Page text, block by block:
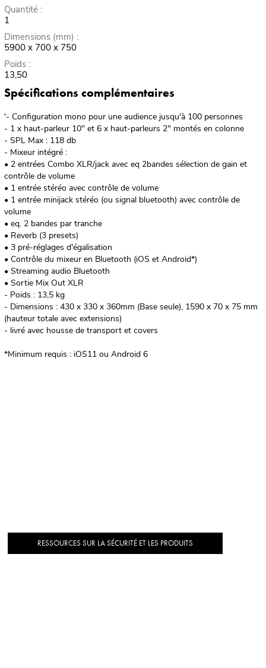
Quantité :
1
Dimensions (mm) :
5900 x 700 x 750
Poids :
13,50
Spécifications complémentaires
'- Configuration mono pour une audience jusqu'à 100 personnes
- 1 x haut-parleur 10" et 6 x haut-parleurs 2" montés en colonne
- SPL Max : 118 db
- Mixeur intégré :
• 2 entrées Combo XLR/jack avec eq 2bandes sélection de gain et
contrôle de volume
• 1 entrée stéréo avec contrôle de volume
• 1 entrée minijack stéréo (ou signal bluetooth) avec contrôle de
volume
• eq. 2 bandes par tranche
• Reverb (3 presets)
• 3 pré-réglages d'égalisation
• Contrôle du mixeur en Bluetooth (iOS et Android*)
• Streaming audio Bluetooth
• Sortie Mix Out XLR
- Poids : 13,5 kg
- Dimensions : 430 x 330 x 360mm (Base seule), 1590 x 70 x 75 mm
(hauteur totale avec extensions)
- livré avec housse de transport et covers
*Minimum requis : iOS11 ou Android 6
RESSOURCES SUR LA SÉCURITÉ ET LES PRODUITS